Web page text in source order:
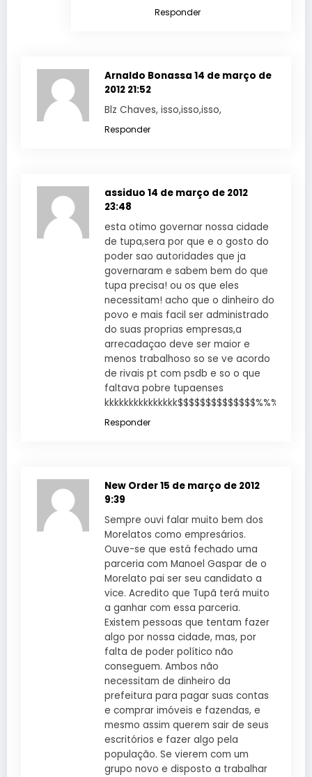
Responder
Arnaldo Bonassa 14 de março de
2012 21:52
Blz Chaves, isso,isso,isso,
Responder
assiduo 14 de março de 2012
23:48
esta otimo governar nossa cidade
de tupa,sera por que e o gosto do
poder sao autoridades que ja
governaram e sabem bem do que
tupa precisa! ou os que eles
necessitam! acho que o dinheiro do
povo e mais facil ser administrado
do suas proprias empresas,a
arrecadaçao deve ser maior e
menos trabalhoso so se ve acordo
de rivais pt com psdb e so o que
faltava pobre tupaenses
Responder
New Order15 de março de 2012
9:39
Sempre ouvi falar muito bem dos
Morelatos como empresários.
Ouve-se que está fechado uma
parceria com Manoel Gaspar de o
Morelato pai ser seu candidato a
vice. Acredito que Tupã terá muito
a ganhar com essa parceria.
Existem pessoas que tentam fazer
algo por nossa cidade, mas, por
falta de poder político não
conseguem. Ambos não
necessitam de dinheiro da
prefeitura para pagar suas contas
e comprar imóveis e fazendas, e
mesmo assim querem sair de seus
escritórios e fazer algo pela
população. Se vierem com um
grupo novo e disposto a trabalhar